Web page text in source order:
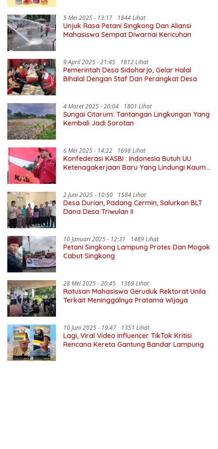
5 Mei 2025 - 13:17 1844 Lihat
Unjuk Rasa Petani Singkong Dan Aliansi
Mahasiswa Sempat Diwarnai Kericuhan
9 April 2025 - 21:45 1812 Lihat
Pemerintah Desa Sidoharjo, Gelar Halal
Bihalal Dengan Staf Dan Perangkat Desa
4 Maret 2025 - 20:04 1801 Lihat
Sungai Citarum: Tantangan Lingkungan Yang
Kembali Jadi Sorotan
6 Mei 2025 - 14:22 1698 Lihat
Konfederasi KASBI : Indonesia Butuh UU
Ketenagakerjaan Baru Yang Lindungi Kaum
2 Juni 2025 - 10:50 1584 Lihat
Desa Durian, Padang Cermin, Salurkan BLT
Dana Desa Triwulan II
10 Januari 2025 - 12:31 1489 Lihat
Petani Singkong Lampung Protes Dan Mogok
Cabut Singkong
28 Mei 2025 - 20:45 1369 Lihat
Ratusan Mahasiswa Geruduk Rektorat Unila
Terkait Meninggalnya Pratama Wijaya
10 Juni 2025 - 19:47 1351 Lihat
Lagi, Viral Video Influencer TikTok Kritisi
Rencana Kereta Gantung Bandar Lampung